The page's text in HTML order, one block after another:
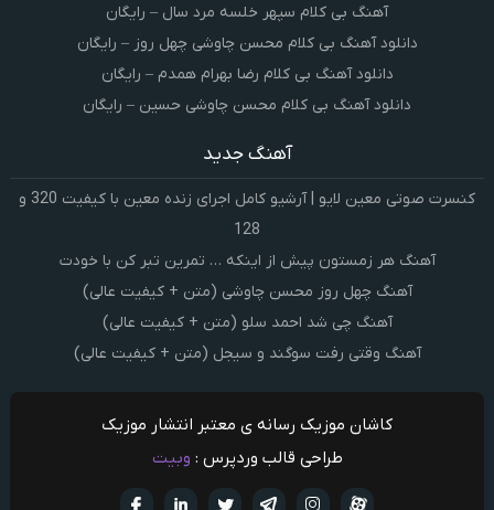
آهنگ بی کلام سپهر خلسه مرد سال – رایگان
دانلود آهنگ بی کلام محسن چاوشی چهل روز – رایگان
دانلود آهنگ بی کلام رضا بهرام همدم – رایگان
دانلود آهنگ بی کلام محسن چاوشی حسین – رایگان
آهنگ جدید
کنسرت صوتی معین لایو | آرشیو کامل اجرای زنده معین با کیفیت 320 و
128
آهنگ هر زمستون پیش از اینکه … تمرین تبر کن با خودت
آهنگ چهل روز محسن چاوشی (متن + کیفیت عالی)
آهنگ چی شد احمد سلو (متن + کیفیت عالی)
آهنگ وقتی رفت سوگند و سیجل (متن + کیفیت عالی)
کاشان موزیک رسانه ی معتبر انتشار موزیک
طراحی قالب وردپرس : وبیت
تويتر تلگرام
اینستاگرام آپارات